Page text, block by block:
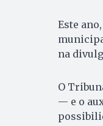
Este
na
O
— e o